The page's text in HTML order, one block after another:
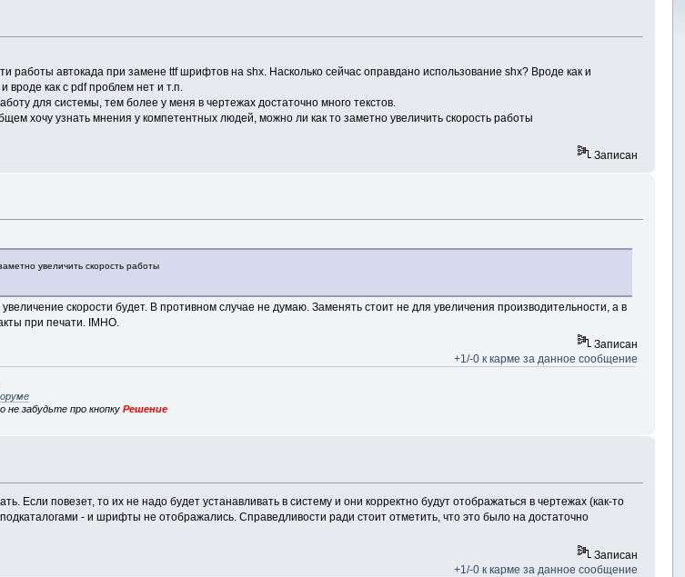
работы автокада при замене ttf шрифтов на shx. Насколько сейчас оправдано использование shx? Вроде как и
как c pdf проблем нет и т.п.
для системы, тем более у меня в чертежах достаточно много текстов.
хочу узнать мнения у компетентных людей, можно ли как то заметно увеличить скорость работы
Записан
увеличить скорость работы
скорости будет. В противном случае не думаю. Заменять стоит не для увеличения производительности, а в
при печати. IMHO.
Записан
+1/-0 к карме за данное сообщение
не забудьте про кнопкуРешение
Если повезет, то их не надо будет устанавливать в систему и они корректно будут отображаться в чертежах (как-то
- и шрифты не отображались. Справедливости ради стоит отметить, что это было на достаточно
Записан
+1/-0 к карме за данное сообщение